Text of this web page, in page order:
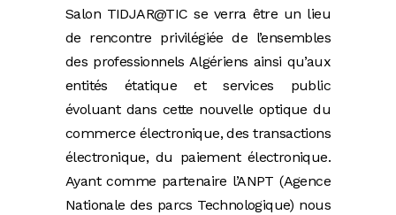
Salon TIDJAR@TIC se verra être un lieu
de rencontre privilégiée de l’ensembles
des professionnels Algériens ainsi qu’aux
entités étatique et services public
évoluant dans cette nouvelle optique du
commerce électronique, des transactions
électronique, du paiement électronique.
Ayant comme partenaire l’ANPT (Agence
Nationale des parcs Technologique) nous